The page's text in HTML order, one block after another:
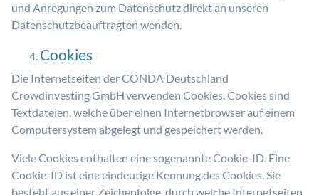
und Anregungen zum Datenschutz direkt an unseren
Datenschutzbeauftragten wenden.
Cookies
Die Internetseiten der CONDA Deutschland
Crowdinvesting GmbH verwenden Cookies. Cookies sind
Textdateien, welche über einen Internetbrowser auf einem
Computersystem abgelegt und gespeichert werden.
Viele Cookies enthalten eine sogenannte Cookie-ID. Eine
Cookie-ID ist eine eindeutige Kennung des Cookies. Sie
besteht aus einer Zeichenfolge, durch welche Internetseiten